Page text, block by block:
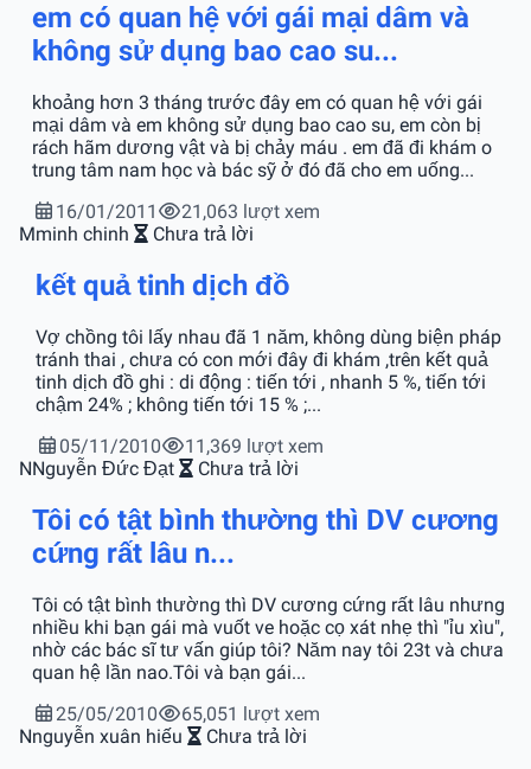
em có quan hệ với gái mại dâm và
không sử dụng bao cao su...
khoảng hơn 3 tháng trước đây em có quan hệ với gái
mại dâm và em không sử dụng bao cao su, em còn bị
rách hãm dương vật và bị chảy máu . em đã đi khám o
trung tâm nam học và bác sỹ ở đó đã cho em uống...
16/01/2011
21,063 lượt xem
Mminh chinh Chưa trả lời
kết quả tinh dịch đồ
Vợ chồng tôi lấy nhau đã 1 năm, không dùng biện pháp
tránh thai , chưa có con mới đây đi khám ,trên kết quả
tinh dịch đồ ghi : di động : tiến tới , nhanh 5 %, tiến tới
chậm 24% ; không tiến tới 15 % ;...
05/11/2010
11,369 lượt xem
NNguyễn Đức Đạt Chưa trả lời
Tôi có tật bình thường thì DV cương
cứng rất lâu n...
Tôi có tật bình thường thì DV cương cứng rất lâu nhưng
nhiều khi bạn gái mà vuốt ve hoặc cọ xát nhẹ thì "ỉu xìu",
nhờ các bác sĩ tư vấn giúp tôi? Năm nay tôi 23t và chưa
quan hệ lần nao.Tôi và bạn gái...
25/05/2010
65,051 lượt xem
Nnguyễn xuân hiếu Chưa trả lời